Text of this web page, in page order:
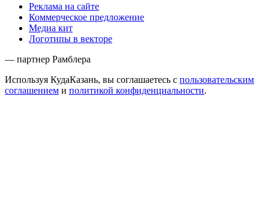
Реклама на сайте
Коммерческое предложение
Медиа кит
Логотипы в векторе
— партнер Рамблера
Используя КудаКазань, вы соглашаетесь с пользовательским
соглашением и политикой конфиденциальности.